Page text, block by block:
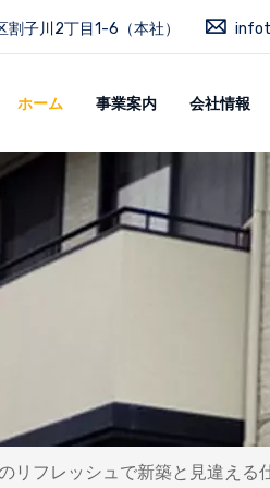
子川2丁目1-6（本社）
ホーム 事業案内 会社情報
リフレッシュで新築と見違える